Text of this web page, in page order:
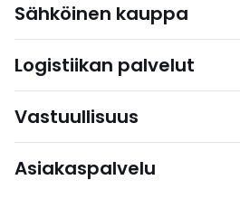
Sähköinen kauppa
Logistiikan palvelut
Vastuullisuus
Asiakaspalvelu